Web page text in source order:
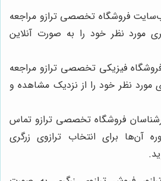
فروشگاه تخصصی ترازو مراجعه
مورد نظر خود را به صورت آنلاین
فیزیکی تخصصی ترازو مراجعه
مورد نظر خود را از نزدیک مشاهده و
فروشگاه تخصصی ترازو تماس
آن‌ها برای انتخاب ترازوی زرگری